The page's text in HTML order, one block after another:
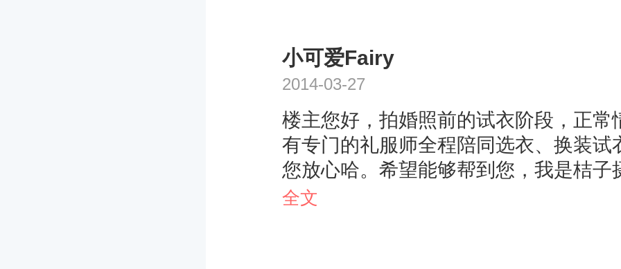
小可爱Fairy
2014-03-27
楼主您好，拍婚照前的试衣阶段，正常
有专门的礼服师全程陪同选衣、换装试
您放心哈。希望能够帮到您，我是桔子
总监alfredyu，有什么婚照方面的问题
全文